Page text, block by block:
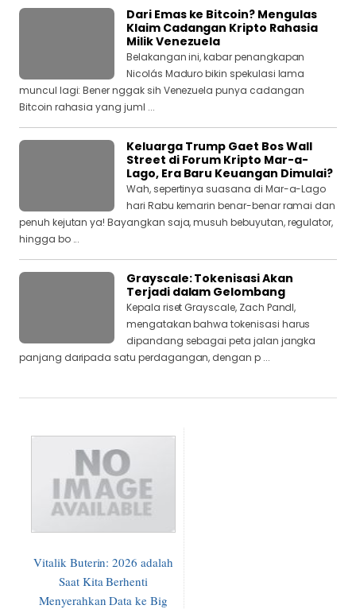
Dari Emas ke Bitcoin? Mengulas
Klaim Cadangan Kripto Rahasia
Milik Venezuela
Belakangan ini, kabar penangkapan
Nicolás Maduro bikin spekulasi lama
muncul lagi: Bener nggak sih Venezuela punya cadangan
Bitcoin rahasia yang juml ...
Keluarga Trump Gaet Bos Wall
Street di Forum Kripto Mar-a-
Lago, Era Baru Keuangan Dimulai?
Wah, sepertinya suasana di Mar-a-Lago
hari Rabu kemarin benar-benar ramai dan
penuh kejutan ya! Bayangkan saja, musuh bebuyutan, regulator,
hingga bo ...
Grayscale: Tokenisasi Akan
Terjadi dalam Gelombang
Kepala riset Grayscale, Zach Pandl,
mengatakan bahwa tokenisasi harus
dipandang sebagai peta jalan jangka
panjang daripada satu perdagangan, dengan p ...
Vitalik Buterin: 2026 adalah
Saat Kita Berhenti
Menyerahkan Data ke Big